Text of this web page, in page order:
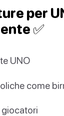
per
✅
UNO
come